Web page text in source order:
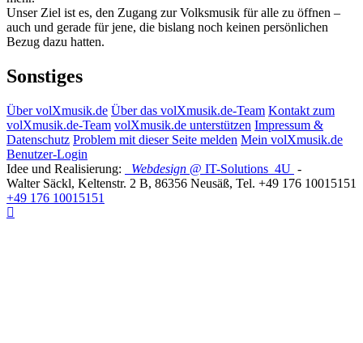
Unser Ziel ist es, den Zugang zur Volksmusik für alle zu öffnen –
auch und gerade für jene, die bislang noch keinen persönlichen
Bezug dazu hatten.
Sonstiges
Über volXmusik.de Über das volXmusik.de-Team Kontakt zum
volXmusik.de-Team volXmusik.de unterstützen Impressum &
Datenschutz Problem mit dieser Seite melden Mein volXmusik.de
Benutzer-Login
Idee und Realisierung:
Webdesign @ IT-Solutions 4U -
Walter Säckl, Keltenstr. 2 B, 86356 Neusäß, Tel. +49 176 10015151
+49 176 10015151